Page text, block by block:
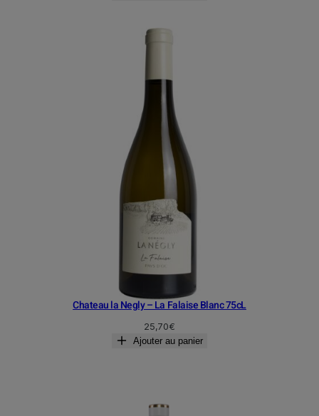
Chateau la Negly – La Falaise Blanc 75cL
25,70€
Ajouter au panier